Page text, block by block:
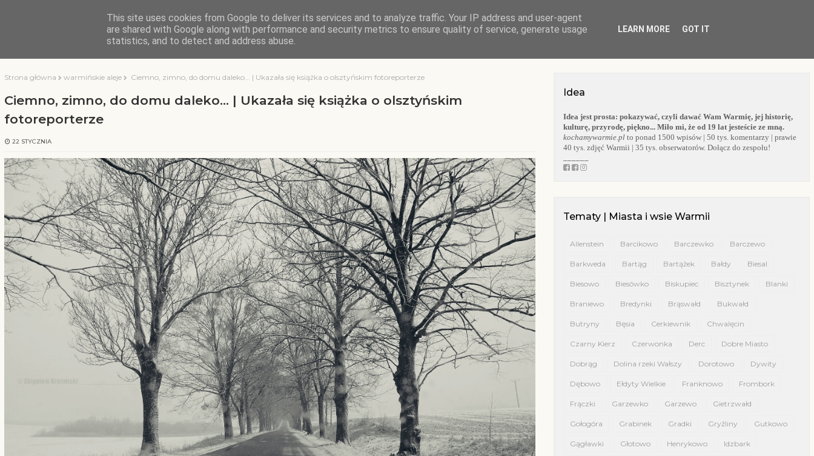
KOCHAMY WARMIĘ O BLOGU WARMIA KOŚCIOŁY WARMII
Strona główna warmińskie aleje Ciemno, zimno, do domu daleko... | Ukazała się książka o olsztyńskim fotoreporterze
Ciemno, zimno, do domu daleko... | Ukazała się książka o olsztyńskim
fotoreporterze
22 STYCZNIA
Idea
Idea jest prosta: pokazywać, czyli dawać Wam Warmię, jej historię,
kulturę, przyrodę, piękno... Miło mi, że od 19 lat jesteście ze mną.
kochamywarmie.plto ponad 1500 wpisów | 50 tys. komentarzy | prawie
40 tys. zdjęć Warmii | 35 tys. obserwatorów. Dołącz do zespołu!
Tematy | Miasta i wsie Warmii
Allenstein Barcikowo Barczewko Barczewo
Barkweda Bartąg Bartążek Bałdy Biesal
Biesowo Biesówko Biskupiec Bisztynek Blanki
Braniewo Bredynki Brąswałd Bukwałd
Butryny Bęsia Cerkiewnik Chwalęcin
Czarny Kierz Czerwonka Derc Dobre Miasto
Dobrąg Dolina rzeki Wałszy Dorotowo Dywity
Dębowo Ełdyty Wielkie Franknowo Frombork
Frączki Garzewko Garzewo Gietrzwałd
Gołogóra Grabinek Gradki Gryźliny Gutkowo
Gągławki Głotowo Henrykowo Idzbark
This site uses cookies from Google to deliver its services and to analyze traffic. Your IP address and user-agent
are shared with Google along with performance and security metrics to ensure quality of service, generate usage
statistics, and to detect and address abuse.
LEARN MORE GOT IT